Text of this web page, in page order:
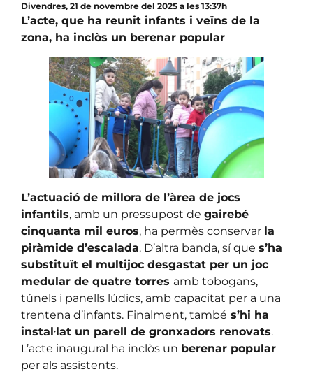
Divendres, 21 de novembre del 2025 a les 13:37h
L’acte, que ha reunit infants i veïns de la
zona, ha inclòs un berenar popular
L’actuació de millora de l’àrea de jocs
infantils, amb un pressupost de gairebé
cinquanta mil euros, ha permès conservar la
piràmide d’escalada. D’altra banda, sí que s’ha
substituït el multijoc desgastat per un joc
medular de quatre torres amb tobogans,
túnels i panells lúdics, amb capacitat per a una
trentena d’infants. Finalment, també s’hi ha
instal·lat un parell de gronxadors renovats.
L’acte inaugural ha inclòs un berenar popular
per als assistents.